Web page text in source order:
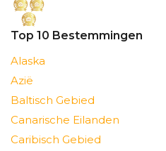
Top 10 Bestemmingen
Alaska
Azië
Baltisch Gebied
Canarische Eilanden
Caribisch Gebied